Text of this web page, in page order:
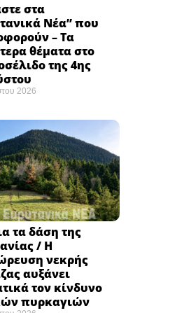
στα
Νέα” που
– Τα
θέματα στο
της 4ης
2026
τα δάση της
/ Η
νεκρής
αυξάνει
τον κίνδυνο
πυρκαγιών